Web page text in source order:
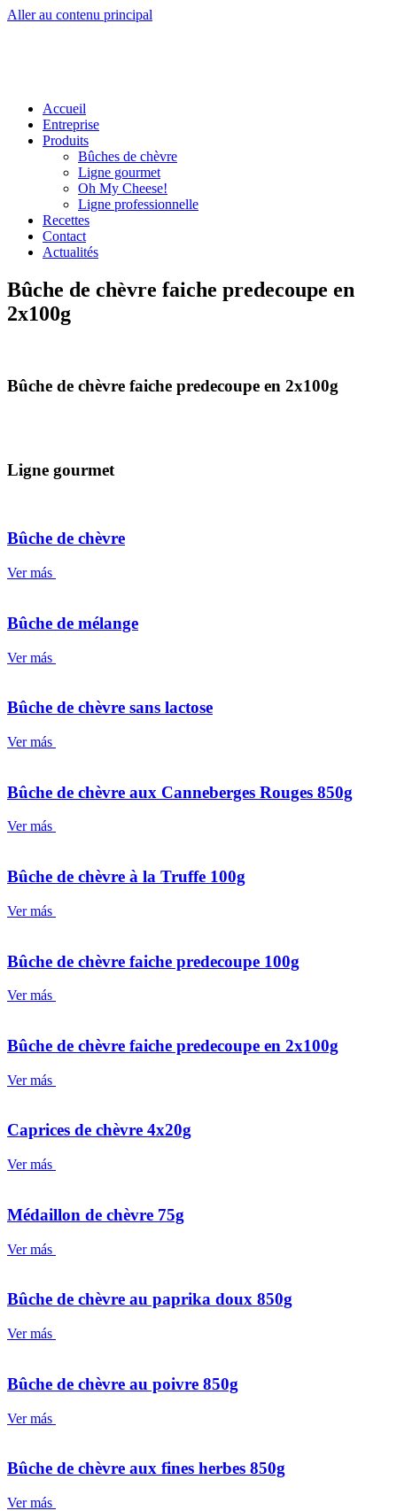
Aller au contenu principal
Accueil
Entreprise
Produits
Bûches de chèvre
Ligne gourmet
Oh My Cheese!
Ligne professionnelle
Recettes
Contact
Actualités
Bûche de chèvre faiche predecoupe en
2x100g
Bûche de chèvre faiche predecoupe en 2x100g
Ligne gourmet
Bûche de chèvre
Ver más
Bûche de mélange
Ver más
Bûche de chèvre sans lactose
Ver más
Bûche de chèvre aux Canneberges Rouges 850g
Ver más
Bûche de chèvre à la Truffe 100g
Ver más
Bûche de chèvre faiche predecoupe 100g
Ver más
Bûche de chèvre faiche predecoupe en 2x100g
Ver más
Caprices de chèvre 4x20g
Ver más
Médaillon de chèvre 75g
Ver más
Bûche de chèvre au paprika doux 850g
Ver más
Bûche de chèvre au poivre 850g
Ver más
Bûche de chèvre aux fines herbes 850g
Ver más